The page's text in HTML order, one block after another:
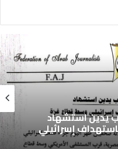
يدين استشهاد
إسرائيلي